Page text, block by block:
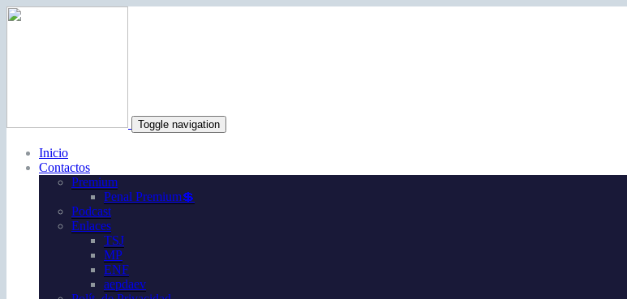
Toggle navigation
Inicio
Contactos
Premium
Penal Premium💲
Podcast
Enlaces
TSJ
MP
ENF
aepdaev